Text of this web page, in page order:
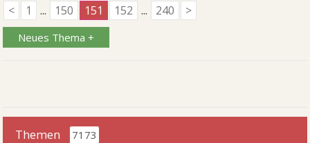
< 1 ... 150 151 152 ... 240 >
Neues Thema +
Themen 7173